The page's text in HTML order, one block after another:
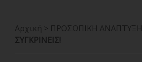
Αρχική > ΠΡΟΣΩΠΙΚΗ ΑΝΑΠΤΥΞΗ
ΣΥΓΚΡΙΝΕΙΣ!